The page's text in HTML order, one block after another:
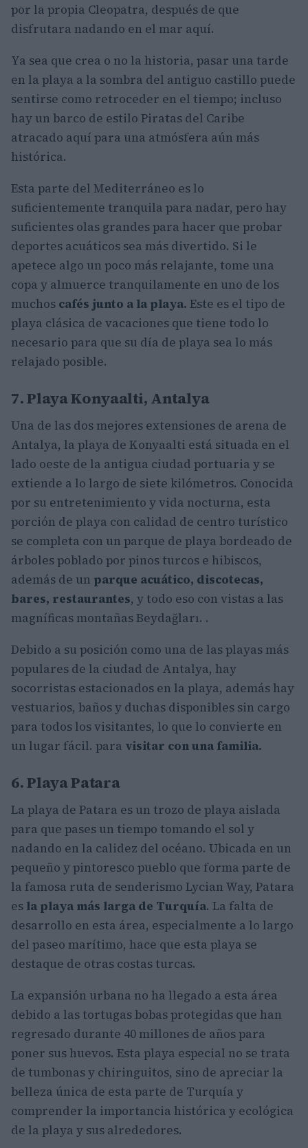
por la propia Cleopatra, después de que
disfrutara nadando en el mar aquí.
Ya sea que crea o no la historia, pasar una tarde
en la playa a la sombra del antiguo castillo puede
sentirse como retroceder en el tiempo; incluso
hay un barco de estilo Piratas del Caribe
atracado aquí para una atmósfera aún más
histórica.
Esta parte del Mediterráneo es lo
suficientemente tranquila para nadar, pero hay
suficientes olas grandes para hacer que probar
deportes acuáticos sea más divertido. Si le
apetece algo un poco más relajante, tome una
copa y almuerce tranquilamente en uno de los
muchos cafés junto a la playa. Este es el tipo de
playa clásica de vacaciones que tiene todo lo
necesario para que su día de playa sea lo más
relajado posible.
7. Playa Konyaalti, Antalya
Una de las dos mejores extensiones de arena de
Antalya, la playa de Konyaalti está situada en el
lado oeste de la antigua ciudad portuaria y se
extiende a lo largo de siete kilómetros. Conocida
por su entretenimiento y vida nocturna, esta
porción de playa con calidad de centro turístico
se completa con un parque de playa bordeado de
árboles poblado por pinos turcos e hibiscos,
además de un parque acuático, discotecas,
bares, restaurantes, y todo eso con vistas a las
magníficas montañas Beydağları. .
Debido a su posición como una de las playas más
populares de la ciudad de Antalya, hay
socorristas estacionados en la playa, además hay
vestuarios, baños y duchas disponibles sin cargo
para todos los visitantes, lo que lo convierte en
un lugar fácil. para visitar con una familia.
6. Playa Patara
La playa de Patara es un trozo de playa aislada
para que pases un tiempo tomando el sol y
nadando en la calidez del océano. Ubicada en un
pequeño y pintoresco pueblo que forma parte de
la famosa ruta de senderismo Lycian Way, Patara
es la playa más larga de Turquía. La falta de
desarrollo en esta área, especialmente a lo largo
del paseo marítimo, hace que esta playa se
destaque de otras costas turcas.
La expansión urbana no ha llegado a esta área
debido a las tortugas bobas protegidas que han
regresado durante 40 millones de años para
poner sus huevos. Esta playa especial no se trata
de tumbonas y chiringuitos, sino de apreciar la
belleza única de esta parte de Turquía y
comprender la importancia histórica y ecológica
de la playa y sus alrededores.